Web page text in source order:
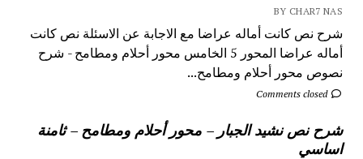
BY CHAR7 NAS
شرح نص كانت أماله عراضا مع الاجابة عن الاسئلة نص كانت
أماله عراضا المحور 5 الخامس محور أحلام ومطامح - شرح
نصوص محور أحلام ومطامح...
Comments closed
شرح نص نشيد الجبار – محور أحلام ومطامح – ثامنة
اساسي